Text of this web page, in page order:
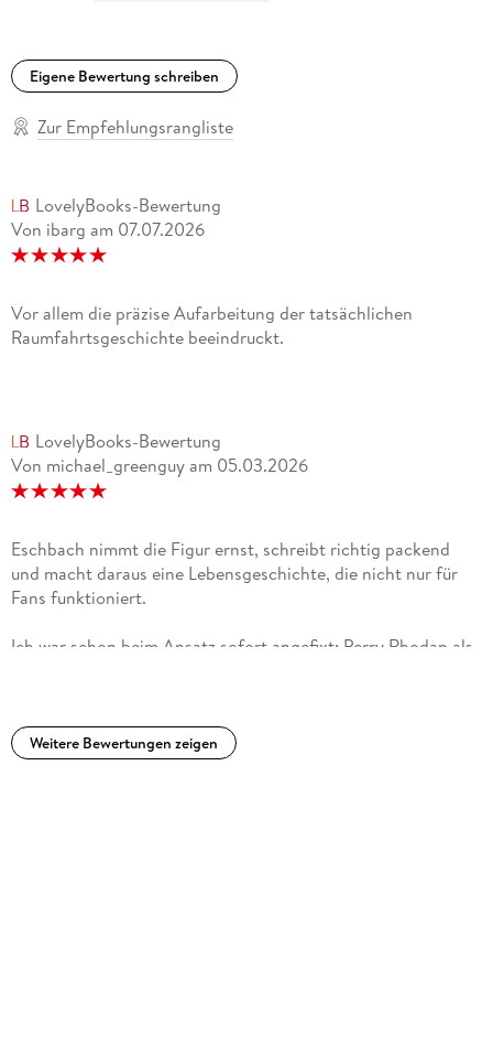
fiktiver (damaliger) Zukunft sehr gut. 3sat Nano
Eschbach liefert nun mit einem großen Roman außerhalb der
Reihe die Vorgeschichte des jungen Perry. Herbert
Felicitas Hoppe [ ] schreibt so wortmächtig, fintenreich und
fabulierfreudig wie nur wenige im deutschen Sprachraum.
Martin Oehlen, Kölner Stadt-Anzeiger
Eigene Bewertung schreiben
Zur Empfehlungsrangliste
LovelyBooks-Bewertung
Von ibarg am 07.07.2026
Vor allem die präzise Aufarbeitung der tatsächlichen
Raumfahrtsgeschichte beeindruckt.
LovelyBooks-Bewertung
Von michael_greenguy am 05.03.2026
Eschbach nimmt die Figur ernst, schreibt richtig packend
und macht daraus eine Lebensgeschichte, die nicht nur für
Fans funktioniert.
Ich war schon beim Ansatz sofort angefixt: Perry Rhodan als
geworden.Eschbach erzählt Perrys Weg von ganz früh an,
durch die prägenden Jahre, und dann weiter bis in die Phase,
Weitere Bewertungen zeigen